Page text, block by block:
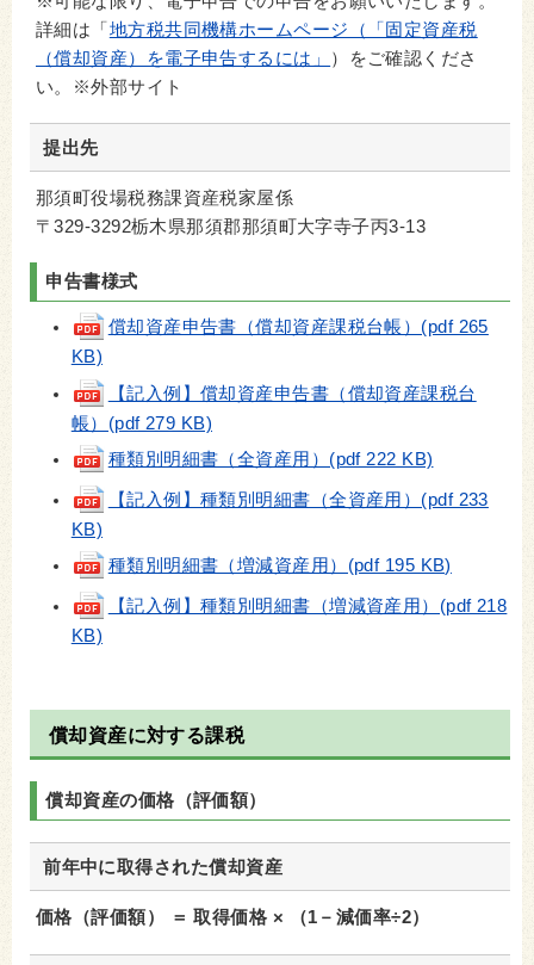
詳細は「 地方税共同機構ホームページ（「固定資産税
（償却資産）を電子申告するには」
）をご確認くださ
い。※外部サイト
提出先
那須町役場税務課資産税家屋係
〒329-3292栃木県那須郡那須町大字寺子丙3-13
申告書様式
償却資産申告書（償却資産課税台帳）(pdf 265
KB)
【記入例】償却資産申告書（償却資産課税台
帳）(pdf 279 KB)
種類別明細書（全資産用）(pdf 222 KB)
【記入例】種類別明細書（全資産用）(pdf 233
KB)
種類別明細書（増減資産用）(pdf 195 KB)
【記入例】種類別明細書（増減資産用）(pdf 218
KB)
償却資産に対する課税
償却資産の価格（評価額）
前年中に取得された償却資産
価格（評価額） ＝ 取得価格 × （1－減価率÷2）